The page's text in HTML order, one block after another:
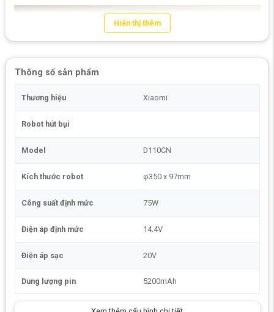
Robot hút bụi lau nhà Xiaomi Mijia M40
D110CN có gì nổi bật?
Hiển thị thêm
Thông số sản phẩm
Thương hiệu Xiaomi
Robot hút bụi
Model D110CN
Kích thước robot φ350 x 97mm
Công suất định mức 75W
Điện áp định mức 14.4V
Điện áp sạc 20V
Dung lượng pin 5200mAh